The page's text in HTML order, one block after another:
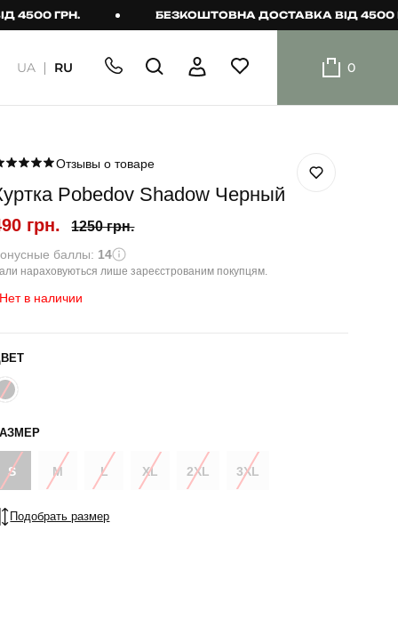
ГРН. БЕЗКОШТОВНА ДОСТАВКА ВІД 4500 ГРН.
шорти
Шорти
UA RU 0
Отзывы о товаре
Pobedov Shadow Черный
грн. 1250 грн.
баллы: 14
нараховуються лише зареєстрованим покупцям.
Нет в наличии
S M L XL 2XL 3XL
Подобрать размер